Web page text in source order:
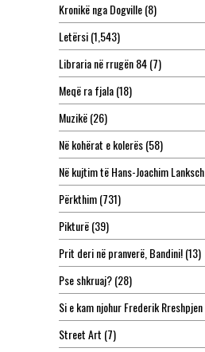
Kronikë nga Dogville(8)
Letërsi(1,543)
Libraria në rrugën 84(7)
Meqë ra fjala(18)
Muzikë(26)
Në kohërat e kolerës(58)
Në kujtim të Hans-Joachim Lanksch
Përkthim(731)
Pikturë(39)
Prit deri në pranverë, Bandini!(13)
Pse shkruaj?(28)
Si e kam njohur Frederik Rreshpjen
Street Art (7)